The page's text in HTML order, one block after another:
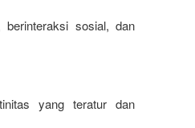
sosial, dan
yang teratur dan